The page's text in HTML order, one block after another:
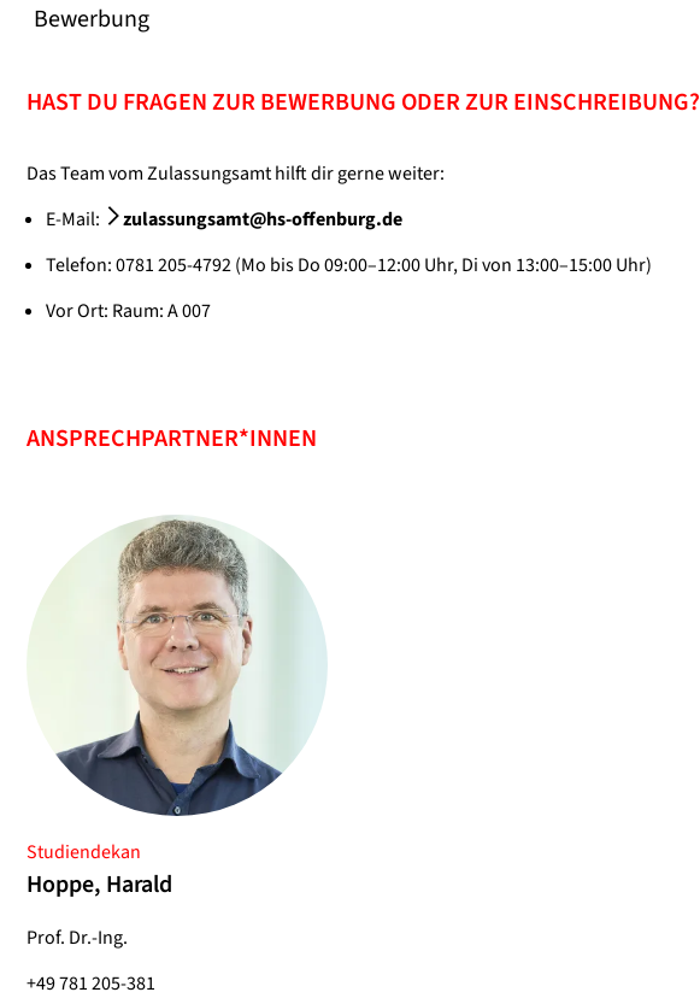
Bewerbung
HAST DU FRAGEN ZUR BEWERBUNG ODER ZUR EINSCHREIBUNG?
Das Team vom Zulassungsamt hilft dir gerne weiter:
E-Mail:
zulassungsamt@hs-offenburg.de
Telefon: 0781 205-4792 (Mo bis Do 09:00–12:00 Uhr, Di von 13:00–15:00 Uhr)
Vor Ort: Raum: A 007
ANSPRECHPARTNER*INNEN
Studiendekan
Hoppe, Harald
Prof. Dr.-Ing.
+49 781 205-381